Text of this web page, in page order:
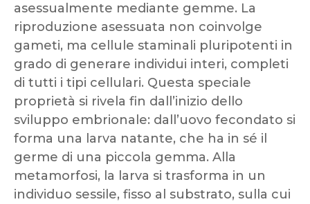
asessualmente mediante gemme. La
riproduzione asessuata non coinvolge
gameti, ma cellule staminali pluripotenti in
grado di generare individui interi, completi
di tutti i tipi cellulari. Questa speciale
proprietà si rivela fin dall’inizio dello
sviluppo embrionale: dall’uovo fecondato si
forma una larva natante, che ha in sé il
germe di una piccola gemma. Alla
metamorfosi, la larva si trasforma in un
individuo sessile, fisso al substrato, sulla cui